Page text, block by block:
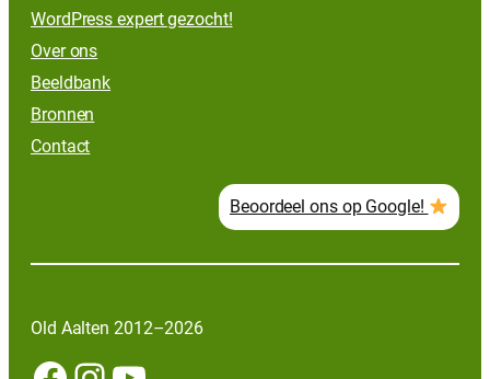
WordPress expert gezocht!
Over ons
Beeldbank
Bronnen
Contact
Beoordeel ons op Google!
Old Aalten 2012–2026